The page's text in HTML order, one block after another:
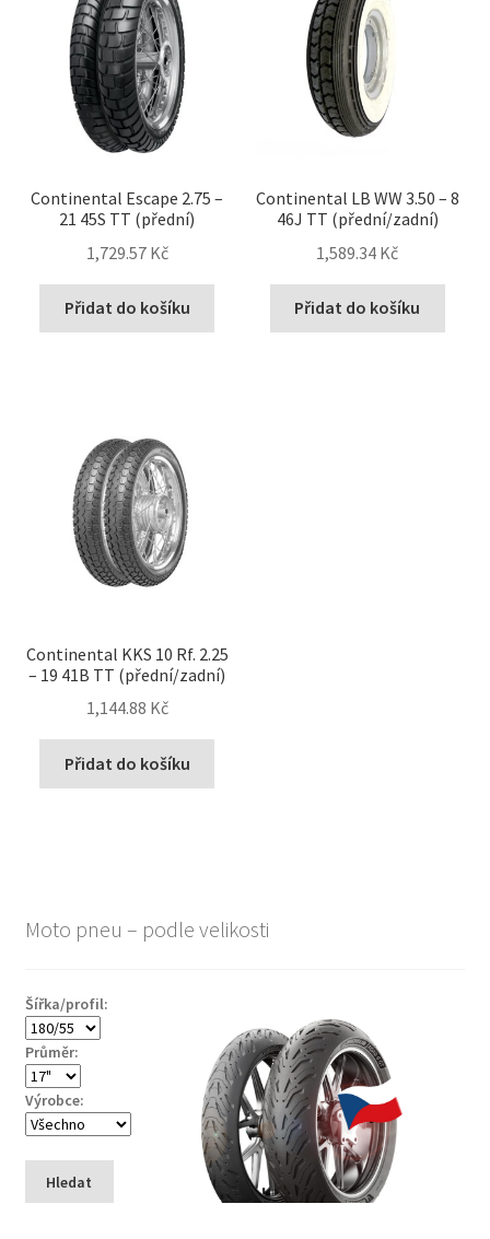
Continental Escape 2.75 –
21 45S TT (přední)
1,729.57 Kč
Přidat do košíku
Continental LB WW 3.50 – 8
46J TT (přední/zadní)
1,589.34 Kč
Přidat do košíku
Continental KKS 10 Rf. 2.25
– 19 41B TT (přední/zadní)
1,144.88 Kč
Přidat do košíku
Moto pneu – podle velikosti
Šířka/profil:
Průměr:
Výrobce:
Hledat